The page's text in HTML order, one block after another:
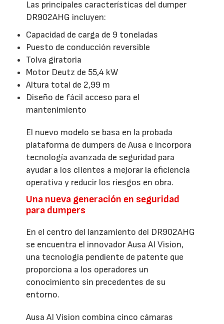
Las principales características del dumper
DR902AHG incluyen:
Capacidad de carga de 9 toneladas
Puesto de conducción reversible
Tolva giratoria
Motor Deutz de 55,4 kW
Altura total de 2,99 m
Diseño de fácil acceso para el
mantenimiento
El nuevo modelo se basa en la probada
plataforma de dumpers de Ausa e incorpora
tecnología avanzada de seguridad para
ayudar a los clientes a mejorar la eficiencia
operativa y reducir los riesgos en obra.
Una nueva generación en seguridad
para dumpers
En el centro del lanzamiento del DR902AHG
se encuentra el innovador Ausa AI Vision,
una tecnología pendiente de patente que
proporciona a los operadores un
conocimiento sin precedentes de su
entorno.
Ausa AI Vision combina cinco cámaras